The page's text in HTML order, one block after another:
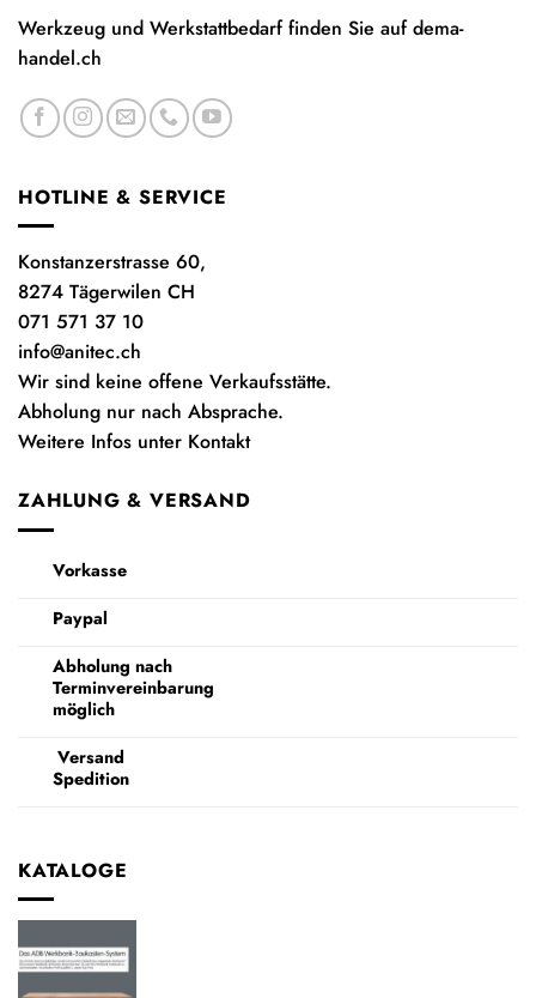
Werkzeug und Werkstattbedarf finden Sie aufdema-
handel.ch
HOTLINE & SERVICE
Konstanzerstrasse 60,
8274 Tägerwilen CH
071 571 37 10
info@anitec.ch
Wir sind keine offene Verkaufsstätte.
Abholung nur nach Absprache.
Weitere Infos unter Kontakt
ZAHLUNG & VERSAND
Vorkasse
Paypal
Abholung nach
Terminvereinbarung
möglich
Versand
Spedition
KATALOGE